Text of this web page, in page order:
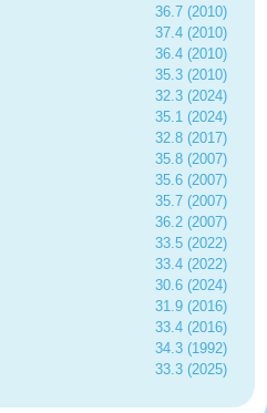
36.7 (2010)
37.4 (2010)
36.4 (2010)
35.3 (2010)
32.3 (2024)
35.1 (2024)
32.8 (2017)
35.8 (2007)
35.6 (2007)
35.7 (2007)
36.2 (2007)
33.5 (2022)
33.4 (2022)
30.6 (2024)
31.9 (2016)
33.4 (2016)
34.3 (1992)
33.3 (2025)